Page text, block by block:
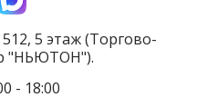
5 этаж (Торгово-
"НЬЮТОН").
- 18:00